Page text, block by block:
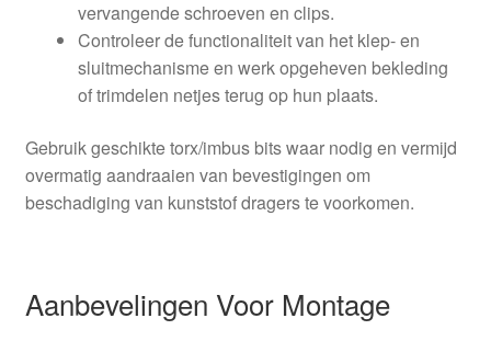
vervangende schroeven en clips.
Controleer de functionaliteit van het klep- en
sluitmechanisme en werk opgeheven bekleding
of trimdelen netjes terug op hun plaats.
Gebruik geschikte torx/imbus bits waar nodig en vermijd
overmatig aandraaien van bevestigingen om
beschadiging van kunststof dragers te voorkomen.
Aanbevelingen Voor Montage